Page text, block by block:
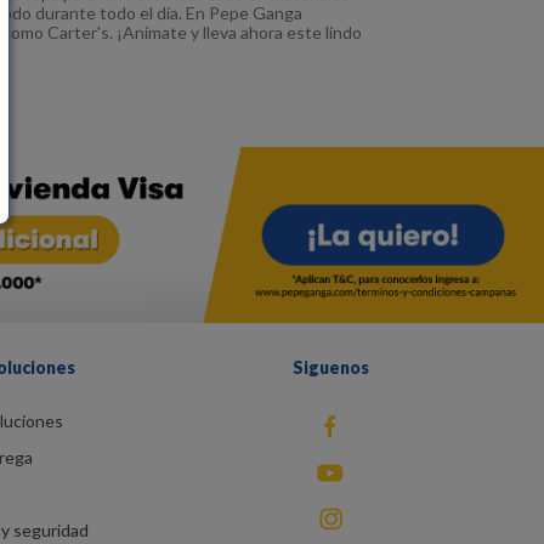
durante todo el día. En Pepe Ganga
Carter's. ¡Anímate y lleva ahora este lindo
seguridad
Siguenos
fb
You Tube
instagram